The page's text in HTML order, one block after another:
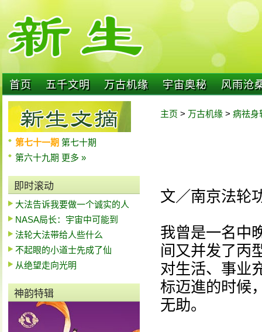
首页 五千文明 万古机缘 宇宙奥秘 风雨沧
第七十一期 第七十期
第六十九期 更多 »
即时滚动
大法告诉我要做一个诚实的人
NASA局长：宇宙中可能到
法轮大法带给人些什么
不起眼的小道士先成了仙
从绝望走向光明
神韵特辑
主页 > 万古机缘 > 病祛身
文／南京法轮
我曾是一名中
间又并发了丙
对生活、事业
标迈進的时候
无助。